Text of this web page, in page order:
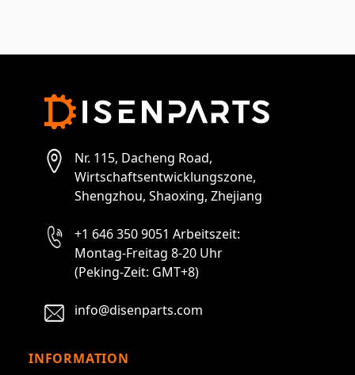
Nr. 115, Dacheng Road,
Wirtschaftsentwicklungszone,
Shengzhou, Shaoxing, Zhejiang
+1 646 350 9051 Arbeitszeit:
Montag-Freitag 8-20 Uhr
(Peking-Zeit: GMT+8)
info@disenparts.com
INFORMATION